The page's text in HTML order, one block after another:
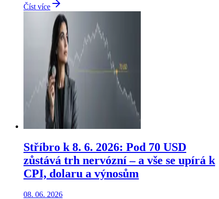
Číst více
Stříbro k 8. 6. 2026: Pod 70 USD
zůstává trh nervózní – a vše se upírá k
CPI, dolaru a výnosům
08. 06. 2026